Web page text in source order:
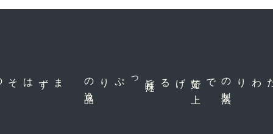
で
茹
で
上
げる
旨
味
た
っぷりの
逸
品
まずはそのまま